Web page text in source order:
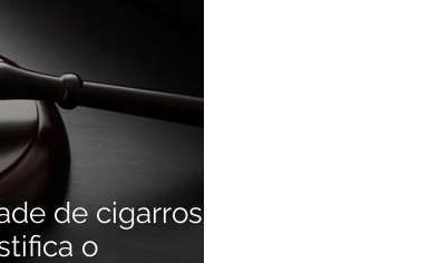
de cigarros
o